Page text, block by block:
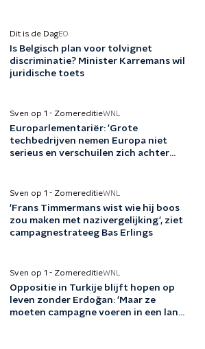
Dit is de DagEO
Is Belgisch plan voor tolvignet
discriminatie? Minister Karremans wil
juridische toets
Sven op 1 - ZomereditieWNL
Europarlementariër: 'Grote
techbedrijven nemen Europa niet
serieus en verschuilen zich achter
Sven op 1 - ZomereditieWNL
'Frans Timmermans wist wie hij boos
zou maken met nazivergelijking', ziet
campagnestrateeg Bas Erlings
Sven op 1 - ZomereditieWNL
Oppositie in Turkije blijft hopen op
leven zonder Erdoğan: 'Maar ze
moeten campagne voeren in een land